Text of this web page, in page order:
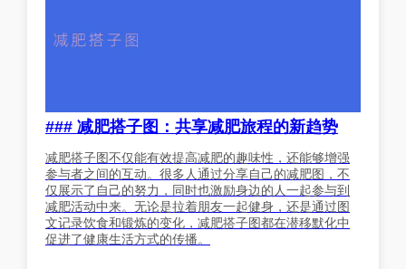
### 减肥搭子图：共享减肥旅程的新趋势
减肥搭子图不仅能有效提高减肥的趣味性，还能够增强
参与者之间的互动。很多人通过分享自己的减肥图，不
仅展示了自己的努力，同时也激励身边的人一起参与到
减肥活动中来。无论是拉着朋友一起健身，还是通过图
文记录饮食和锻炼的变化，减肥搭子图都在潜移默化中
促进了健康生活方式的传播。